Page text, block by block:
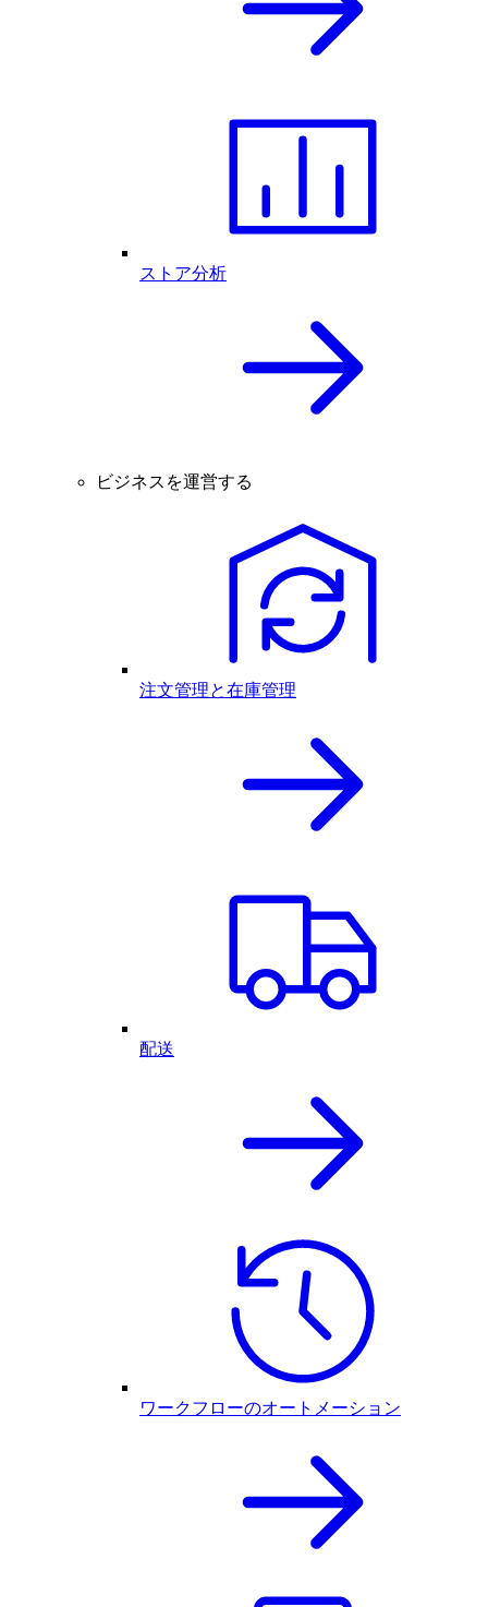
ストア分析
ビジネスを運営する
注文管理と在庫管理
配送
ワークフローのオートメーション